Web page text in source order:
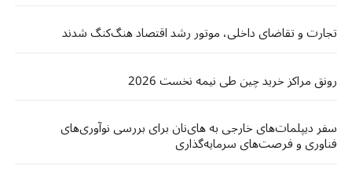
تجارت و تقاضای داخلی، موتور رشد اقتصاد هنگ‌کنگ شدند
رونق مراکز خرید چین طی نیمه نخست 2026
سفر دیپلمات‌های خارجی به های‌نان برای بررسی نوآوری‌های
فناوری و فرصت‌های سرمایه‌گذاری